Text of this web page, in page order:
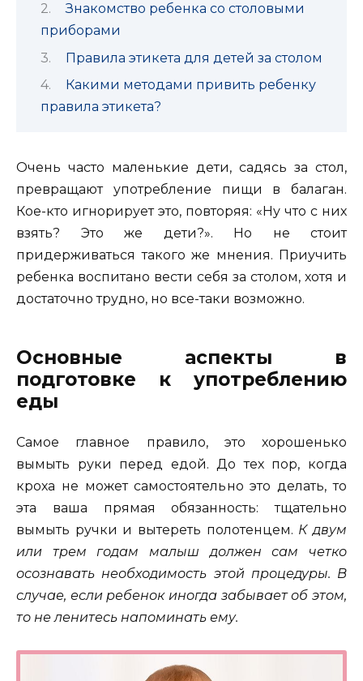
Знакомство ребенка со столовыми
приборами
Правила этикета для детей за столом
Какими методами привить ребенку
правила этикета?
Очень часто маленькие дети, садясь за стол,
превращают употребление пищи в балаган.
Кое-кто игнорирует это, повторяя: «Ну что с них
взять? Это же дети?». Но не стоит
придерживаться такого же мнения. Приучить
ребенка воспитано вести себя за столом, хотя и
достаточно трудно, но все-таки возможно.
Основные аспекты в
подготовке к употреблению
еды
Самое главное правило, это хорошенько
вымыть руки перед едой. До тех пор, когда
кроха не может самостоятельно это делать, то
эта ваша прямая обязанность: тщательно
вымыть ручки и вытереть полотенцем. К двум
или трем годам малыш должен сам четко
осознавать необходимость этой процедуры. В
случае, если ребенок иногда забывает об этом,
то не ленитесь напоминать ему.